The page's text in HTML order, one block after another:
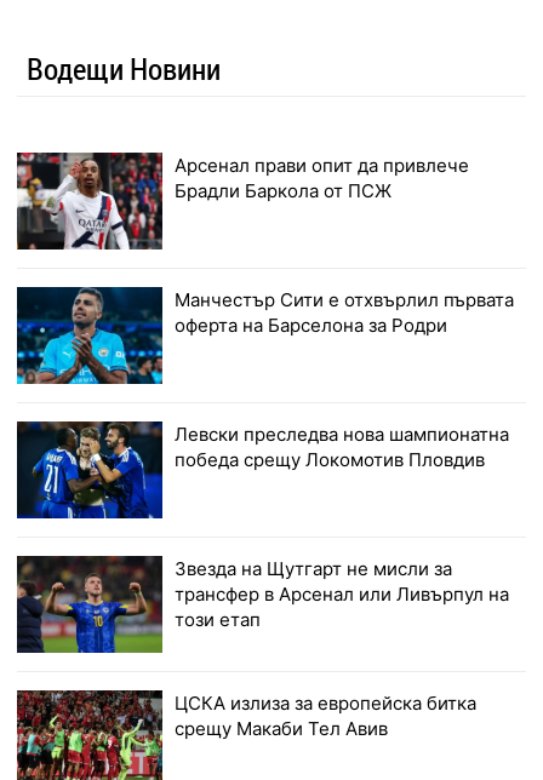
Водещи Новини
Арсенал прави опит да привлече
Брадли Баркола от ПСЖ
Манчестър Сити е отхвърлил първата
оферта на Барселона за Родри
Левски преследва нова шампионатна
победа срещу Локомотив Пловдив
Звезда на Щутгарт не мисли за
трансфер в Арсенал или Ливърпул на
този етап
ЦСКА излиза за европейска битка
срещу Макаби Тел Авив